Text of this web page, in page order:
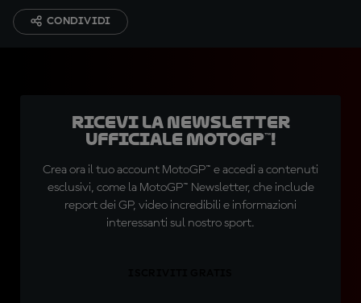
CONDIVIDI
Ricevi la newsletter
ufficiale MotoGP™!
Crea ora il tuo account MotoGP™ e accedi a contenuti
esclusivi, come la MotoGP™ Newsletter, che include
report dei GP, video incredibili e informazioni
interessanti sul nostro sport.